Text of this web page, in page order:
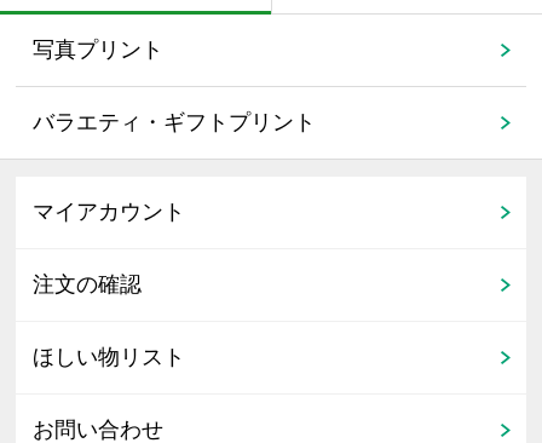
写真プリント
バラエティ・ギフトプリント
マイアカウント
注文の確認
ほしい物リスト
お問い合わせ